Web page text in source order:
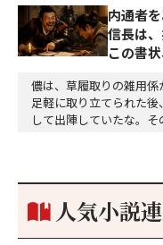
内通者を
信長は
この書
儂は、草履取りの雑用
足軽に取り立てられた
して出陣していたな。
り。どうして勝てたの
人気小説